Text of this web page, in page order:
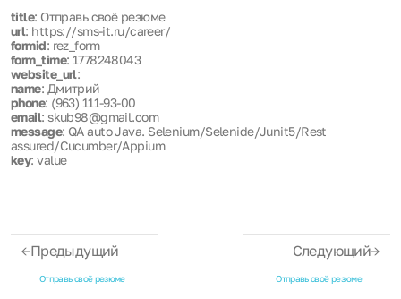
title: Отправь своё резюме
url: https://sms-it.ru/career/
formid: rez_form
form_time: 1778248043
website_url:
name: Дмитрий
phone: (963) 111-93-00
email: skub98@gmail.com
message: QA auto Java. Selenium/Selenide/Junit5/Rest
assured/Cucumber/Appium
key: value
Предыдущий
Отправь своё резюме
Следующий
Отправь своё резюме